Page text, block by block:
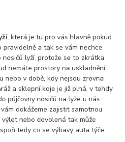
, která je tu pro vás hlavně pokud
a tak se vám nechce
lyží, protože se to zkrátka
nemáte prostory na uskladnění
nebo v době, kdy nejsou zrovna
a sklepní koje je již plná, v tehdy
půjčovny nosičů na lyže u nás
dokážeme zajistit samotnou
výlet nebo dovolená tak může
tedy co se výbavy auta týče.